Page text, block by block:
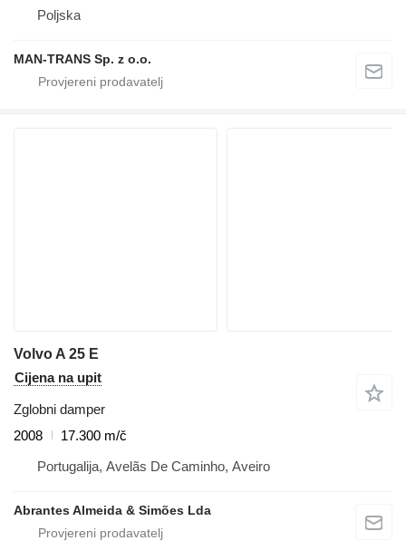
Poljska
MAN-TRANS Sp. z o.o.
Volvo A 25 E
Cijena na upit
Zglobni damper
2008
17.300 m/č
Portugalija, Avelãs De Caminho, Aveiro
Abrantes Almeida & Simões Lda